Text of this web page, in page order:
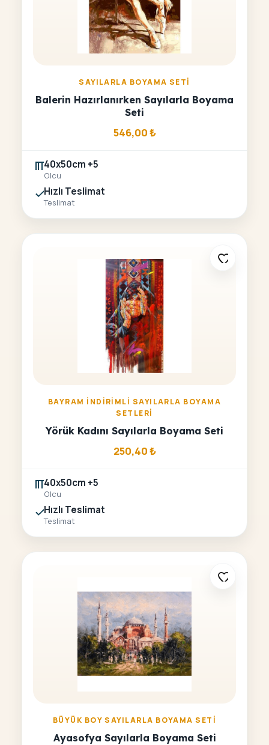
SAYILARLA BOYAMA SETI
Balerin Hazırlanırken Sayılarla Boyama
Seti
546,00₺
40x50cm +5
Olcu
Hızlı Teslimat
Teslimat
BAYRAM İNDIRIMLI SAYILARLA BOYAMA
SETLERI
Yörük Kadını Sayılarla Boyama Seti
250,40₺
40x50cm +5
Olcu
Hızlı Teslimat
Teslimat
BÜYÜK BOY SAYILARLA BOYAMA SETI
Ayasofya Sayılarla Boyama Seti